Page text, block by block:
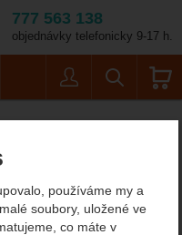
používáme my a
soubory, uložené ve
co máte v
777 563 138
objednávky telefonicky 9-17 h.
Sea to Summit Camp
Spatula